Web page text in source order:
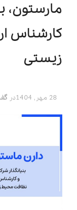
کارشناس
زیستی
28 مهر, 1404
در